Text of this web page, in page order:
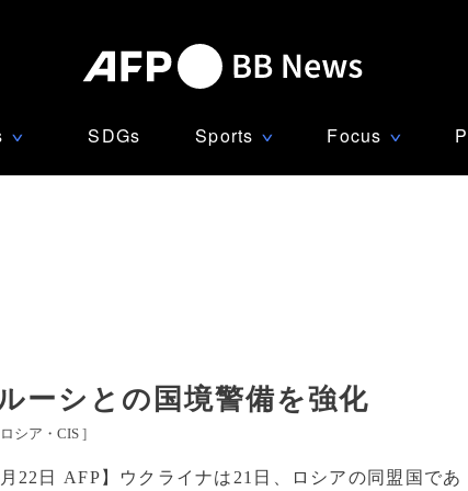
∨ SDGs Sports ∨ Focus ∨
ーシとの国境警備を強化
ロシア・CIS ]
月22日 AFP】ウクライナは21日、ロシアの同盟国であ